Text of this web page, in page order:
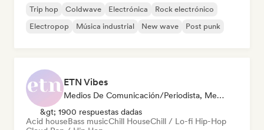
Trip hop Coldwave Electrónica
Rock electrónico
Electropop
Música industrial New wave Post punk
ETN Vibes
Medios De Comunicación/Periodista, Mentor, Experto En Sonido
&gt; 1900 respuestas dadas
Acid houseBass musicChill HouseChill / Lo-fi Hip-Hop